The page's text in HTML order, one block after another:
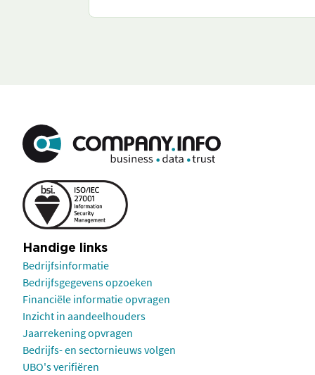
Handige links
Bedrijfsinformatie
Bedrijfsgegevens opzoeken
Financiële informatie opvragen
Inzicht in aandeelhouders
Jaarrekening opvragen
Bedrijfs- en sectornieuws volgen
UBO's verifiëren